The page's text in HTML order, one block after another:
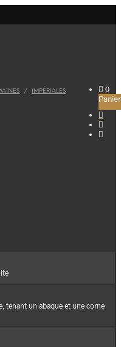
0
Panier
/ IMPÉRIALES
tenant un abaque et une corne